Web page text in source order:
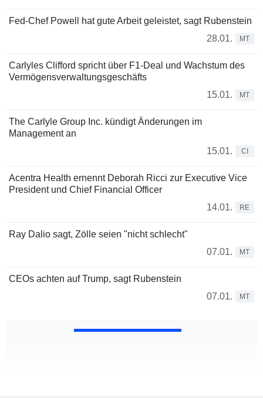
Fed-Chef Powell hat gute Arbeit geleistet, sagt Rubenstein
28.01.
MT
Carlyles Clifford spricht über F1-Deal und Wachstum des
Vermögensverwaltungsgeschäfts
15.01.
MT
The Carlyle Group Inc. kündigt Änderungen im
Management an
15.01.
CI
Acentra Health ernennt Deborah Ricci zur Executive Vice
President und Chief Financial Officer
14.01.
RE
Ray Dalio sagt, Zölle seien "nicht schlecht"
07.01.
MT
CEOs achten auf Trump, sagt Rubenstein
07.01.
MT